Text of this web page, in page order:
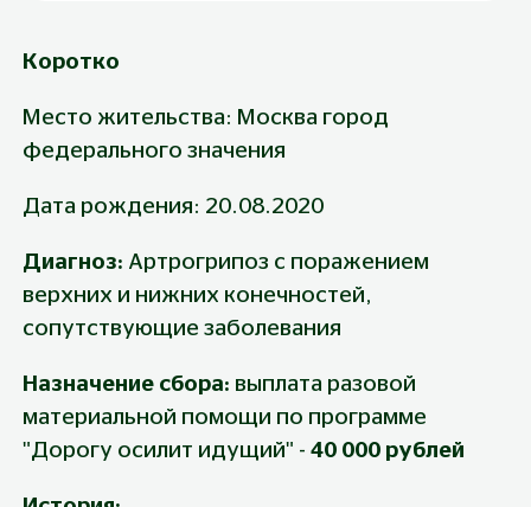
Коротко
Место жительства: Москва город
федерального значения
Дата рождения: 20.08.2020
Диагноз: Артрогрипоз с поражением
верхних и нижних конечностей,
сопутствующие заболевания
Назначение сбора: выплата разовой
материальной помощи по программе
"Дорогу осилит идущий" - 40 000 рублей